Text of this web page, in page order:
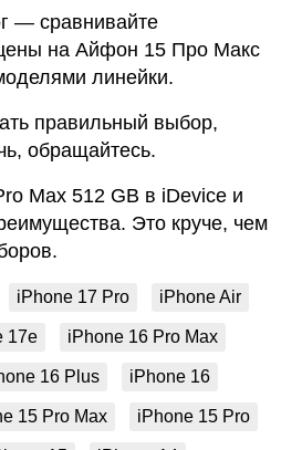
— сравнивайте
цены на Айфон 15 Про Макс
линейки.
правильный выбор,
обращайтесь.
Max 512 GB в iDevice и
Это круче, чем
iPhone 17 Pro iPhone Air
17e iPhone 16 Pro Max
16 Plus iPhone 16
15 Pro Max iPhone 15 Pro